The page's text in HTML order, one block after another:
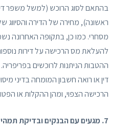
בהתאם לסוג הרוכש (למשל משפר
ראשונה), מחירה של הדירה והסיווג
מסחרי. כמו כן, בתקופה האחרונה
להעלאת מס הרכישה על דירות
ההטבות הניתנות לרוכשים
דין או רואה חשבון המומחה בדיני
הרכישה הצפוי, ומהן ההקלות או
7. מגעים עם הבנקים ובדיקת תמהיל המשכנתה